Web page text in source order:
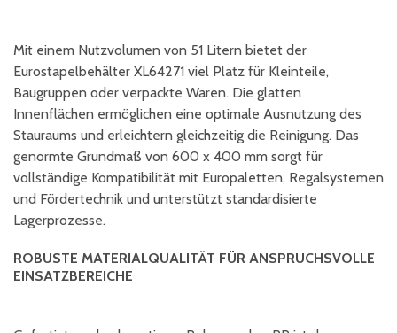
Mit einem Nutzvolumen von 51 Litern bietet der
Eurostapelbehälter XL64271 viel Platz für Kleinteile,
Baugruppen oder verpackte Waren. Die glatten
Innenflächen ermöglichen eine optimale Ausnutzung des
Stauraums und erleichtern gleichzeitig die Reinigung. Das
genormte Grundmaß von 600 x 400 mm sorgt für
vollständige Kompatibilität mit Europaletten, Regalsystemen
und Fördertechnik und unterstützt standardisierte
Lagerprozesse.
ROBUSTE MATERIALQUALITÄT FÜR ANSPRUCHSVOLLE
EINSATZBEREICHE